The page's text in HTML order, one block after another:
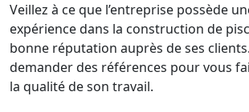
Veillez à ce que l’entreprise possède
expérience dans la construction de
bonne réputation auprès de ses
demander des références pour vous
la qualité de son travail.